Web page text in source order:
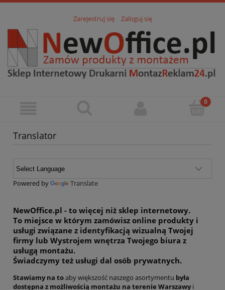
Zarejestruj się Zaloguj się
Translator
Powered by Translate
NewOffice.pl - to więcej niż sklep internetowy.
To miejsce w którym zamówisz online produkty i
usługi związane z identyfikacją wizualną Twojej
firmy lub Wystrojem wnętrza Twojego biura z
usługą montażu.
Świadczymy też usługi dal osób prywatnych.
Stawiamy na toaby większość naszego asortymentu była
dostępna z możliwością montażu na terenie Warszawyi